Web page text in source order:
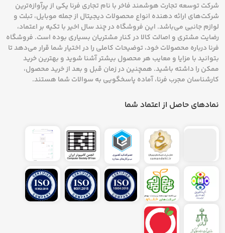
شرکت توسعه تجارت هوشمند فاخر با نام تجاری فرنا یکی از پرآوازه‌ترین
شرکت‌های ارائه دهنده انواع محصولات دیجیتال از جمله موبایل، تبلت و
لوازم جانبی می‌باشد. این فروشگاه در چند سال اخیر با تکیه بر اعتماد،
رضایت مشتری و اصالت کالا در کنار مشتریان بسیاری بوده است. فروشگاه
فرنا درباره محصولات خود، توضیحات کاملی را در اختیار شما قرار می‌دهد تا
بتوانید با مزایا و معایب هر محصول بیشتر آشنا شوید و بهترین خرید
ممکن را داشته باشید. همچنین در زمان قبل و بعد از خرید محصول،
کارشناسان مجرب فرنا، آماده پاسخگویی به سوالات شما هستند.
نمادهای حاصل از اعتماد شما